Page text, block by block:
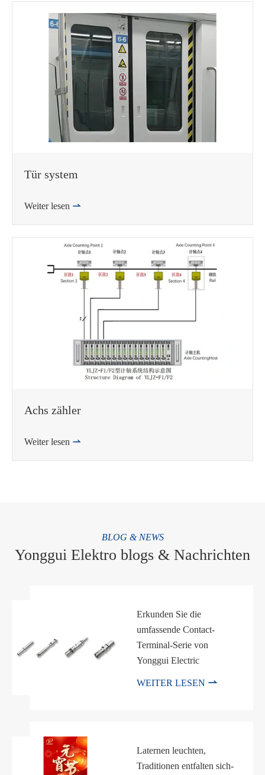
Tür system
Weiter lesen 
Achs zähler
Weiter lesen 
BLOG & NEWS
Yonggui Elektro blogs & Nachrichten
Erkunden Sie die
umfassende Contact-
Terminal-Serie von
Yonggui Electric
WEITER LESEN 
Laternen leuchten,
Traditionen entfalten sich-